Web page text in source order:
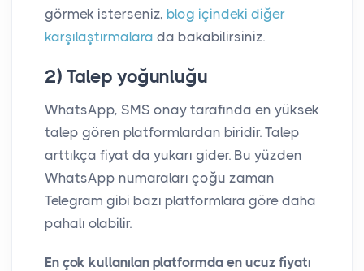
görmek isterseniz, blog içindeki diğer
karşılaştırmalara da bakabilirsiniz.
2) Talep yoğunluğu
WhatsApp, SMS onay tarafında en yüksek
talep gören platformlardan biridir. Talep
arttıkça fiyat da yukarı gider. Bu yüzden
WhatsApp numaraları çoğu zaman
Telegram gibi bazı platformlara göre daha
pahalı olabilir.
En çok kullanılan platformda en ucuz fiyatı